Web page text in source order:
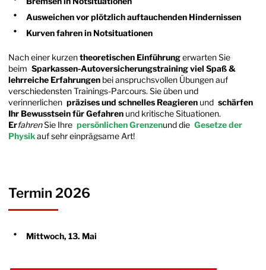
Ausweichen vor plötzlich auftauchenden Hindernissen
Kurven fahren in Notsituationen
Nach einer kurzentheoretischen Einführungerwarten Sie
beim Sparkassen-Autoversicherungstraining viel Spaß &
lehrreiche Erfahrungen bei anspruchsvollen Übungen auf
verschiedensten Trainings-Parcours. Sie üben und
verinnerlichen präzises und schnelles Reagieren und schärfen
Ihr Bewusstsein für Gefahren und kritische Situationen.
ErfahrenSie Ihre persönlichen Grenzenund die Gesetze der
Physikauf sehr einprägsame Art!
Termin 2026
Mittwoch, 13. Mai